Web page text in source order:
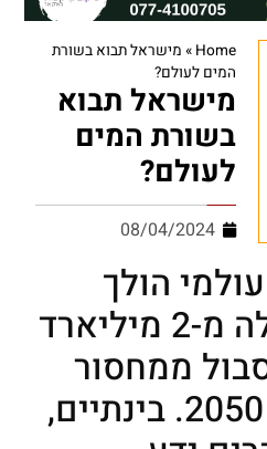
Home
» מישראל תבוא בשורת
המים לעולם?
מישראל תבוא
בשורת המים
לעולם?
08/04/2024
הולך
ומחריף, ולמעלה מ-2 מיליארד
ממחסור
במים עד שנת 2050. בינתיים,